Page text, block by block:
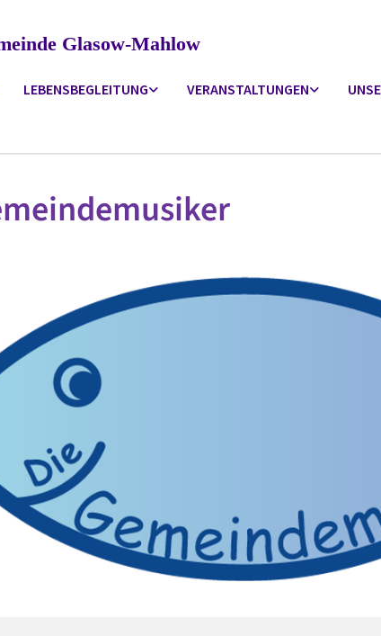
Glasow-Mahlow
LEBENSBEGLEITUNG VERANSTALTUNGEN